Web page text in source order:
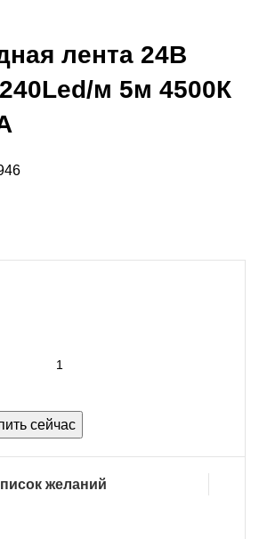
лента 24В
м 5м 4500К
сейчас
желаний